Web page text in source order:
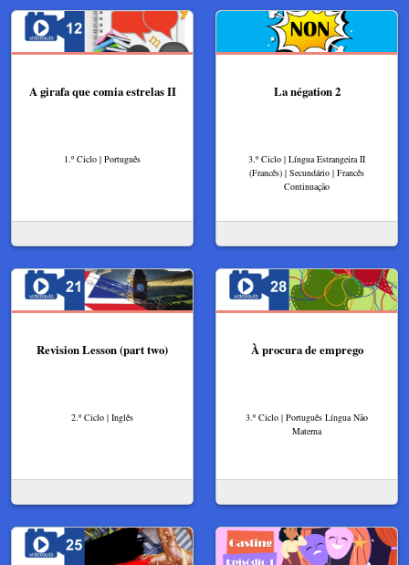
A girafa que comia estrelas II
1.º Ciclo | Português
La négation 2
3.º Ciclo | Língua Estrangeira II
(Francês) | Secundário | Francês
Continuação
Revision Lesson (part two)
2.º Ciclo | Inglês
À procura de emprego
3.º Ciclo | Português Língua Não
Materna